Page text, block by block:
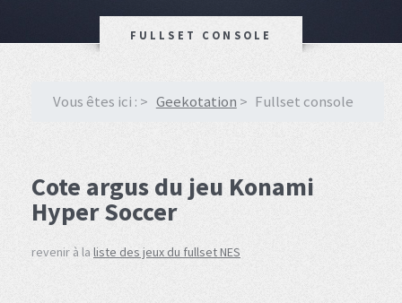
FULLSET CONSOLE
Vous êtes ici : Geekotation Fullset console
Cote argus du jeu Konami
Hyper Soccer
revenir à la liste des jeux du fullset NES